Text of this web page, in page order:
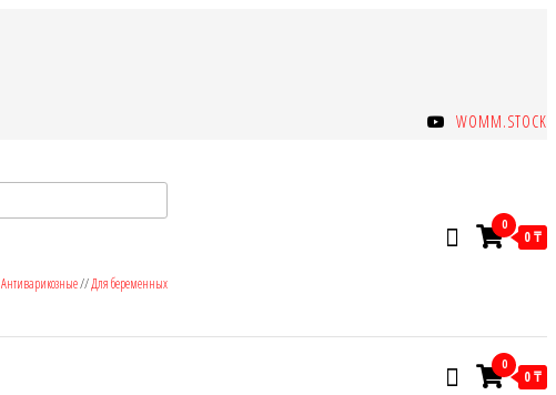
WOMM.STOCK
Антиварикозные//Для беременных
0
0 ₸
0
0 ₸